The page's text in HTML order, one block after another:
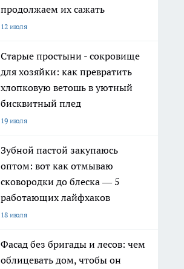
продолжаем их сажать
12 июля
Старые простыни - сокровище
для хозяйки: как превратить
хлопковую ветошь в уютный
бисквитный плед
19 июля
Зубной пастой закупаюсь
оптом: вот как отмываю
сковородки до блеска — 5
работающих лайфхаков
18 июля
Фасад без бригады и лесов: чем
облицевать дом, чтобы он